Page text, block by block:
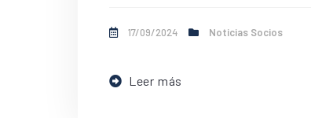
17/09/2024 Noticias Socios
Leer más